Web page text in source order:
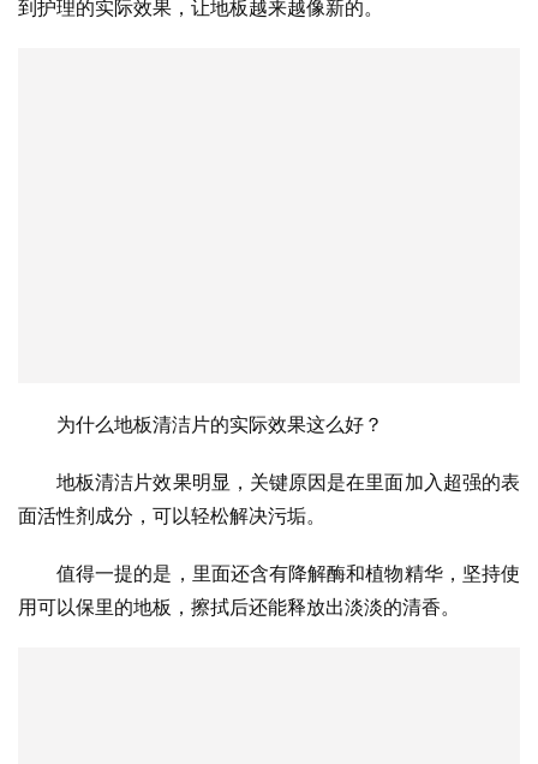
到护理的实际效果，让地板越来越像新的。
为什么地板清洁片的实际效果这么好？
地板清洁片效果明显，关键原因是在里面加入超强的表
面活性剂成分，可以轻松解决污垢。
值得一提的是，里面还含有降解酶和植物精华，坚持使
用可以保里的地板，擦拭后还能释放出淡淡的清香。